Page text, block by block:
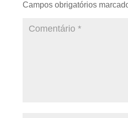
Campos obrigatórios